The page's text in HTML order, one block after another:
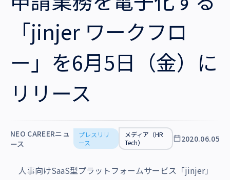
沿革・受賞歴
採用情報
「jinjer ワークフロ
ー」を6月5日（金）に
リリース
NEO CAREERニュ
ース
プレスリリ
ース
メディア（HR
Tech）
2020.06.05
人事向けSaaS型プラットフォームサービス「jinjer」